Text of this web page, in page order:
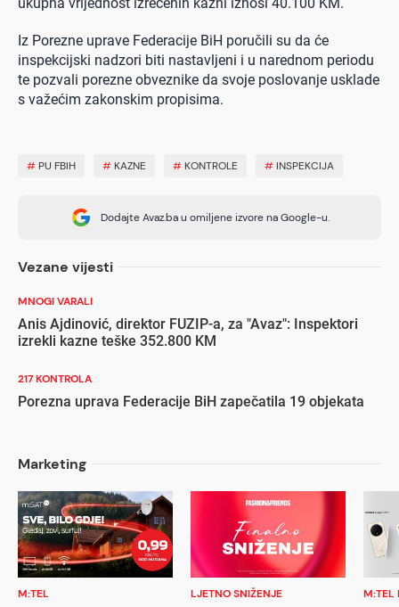
Iz Porezne uprave Federacije BiH poručili su da će
inspekcijski nadzori biti nastavljeni i u narednom periodu
te pozvali porezne obveznike da svoje poslovanje usklade
s važećim zakonskim propisima.
# PU FBIH # KAZNE # KONTROLE # INSPEKCIJA
Dodajte Avaz.ba u omiljene izvore na Google-u.
Vezane vijesti
MNOGI VARALI
Anis Ajdinović, direktor FUZIP-a, za "Avaz": Inspektori
izrekli kazne teške 352.800 KM
217 KONTROLA
Porezna uprava Federacije BiH zapečatila 19 objekata
Marketing
M:TEL LJETNO SNIŽENJE M:TEL